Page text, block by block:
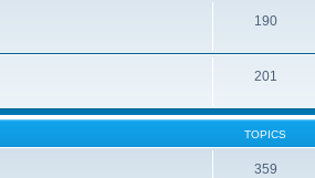
190
201
TOPICS
359